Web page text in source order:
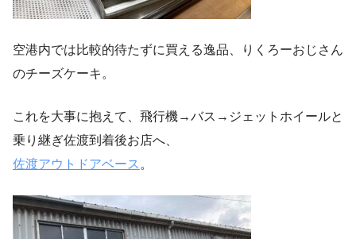
空港内では比較的待たずに買える逸品、りくろーおじさん
のチーズケーキ。
これを大事に抱えて、飛行機→バス→ジェットホイールと
乗り継ぎ佐渡到着後お店へ、
佐渡アウトドアベース 。